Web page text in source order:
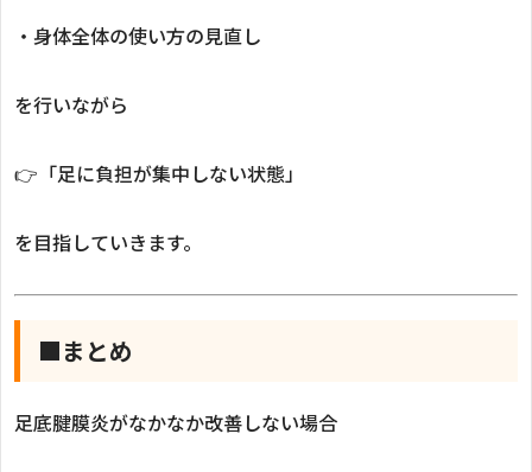
・身体全体の使い方の見直し
を行いながら
👉「足に負担が集中しない状態」
を目指していきます。
■まとめ
足底腱膜炎がなかなか改善しない場合